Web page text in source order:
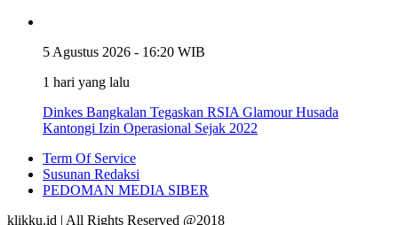
5 Agustus 2026 - 16:20 WIB
1 hari yang lalu
Dinkes Bangkalan Tegaskan RSIA Glamour Husada
Kantongi Izin Operasional Sejak 2022
Term Of Service
Susunan Redaksi
PEDOMAN MEDIA SIBER
klikku.id | All Rights Reserved @2018